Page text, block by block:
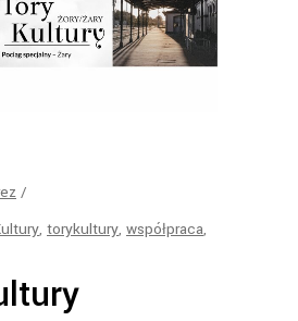
, torykultury, współpraca,